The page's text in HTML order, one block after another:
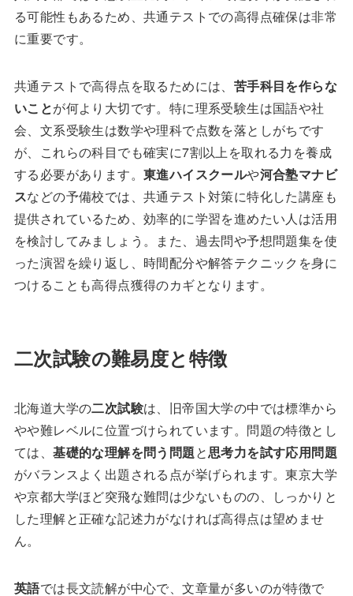
る可能性もあるため、共通テストでの高得点確保は非常
に重要です。
共通テストで高得点を取るためには、 苦手科目を作らな
いことが何より大切です。特に理系受験生は国語や社
会、文系受験生は数学や理科で点数を落としがちです
が、これらの科目でも確実に7割以上を取れる力を養成
する必要があります。 東進ハイスクールや河合塾マナビ
スなどの予備校では、共通テスト対策に特化した講座も
提供されているため、効率的に学習を進めたい人は活用
を検討してみましょう。また、過去問や予想問題集を使
った演習を繰り返し、時間配分や解答テクニックを身に
つけることも高得点獲得のカギとなります。
二次試験の難易度と特徴
北海道大学の二次試験は、旧帝国大学の中では標準から
やや難レベルに位置づけられています。問題の特徴とし
ては、基礎的な理解を問う問題と思考力を試す応用問題
がバランスよく出題される点が挙げられます。東京大学
や京都大学ほど突飛な難問は少ないものの、しっかりと
した理解と正確な記述力がなければ高得点は望めませ
ん。
英語では長文読解が中心で、文章量が多いのが特徴で